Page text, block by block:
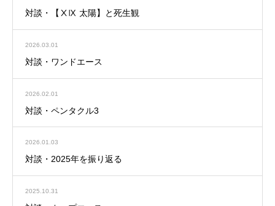
対談・【ⅩⅨ 太陽】と死生観
2026.03.01
対談・ワンドエース
2026.02.01
対談・ペンタクル3
2026.01.03
対談・2025年を振り返る
2025.10.31